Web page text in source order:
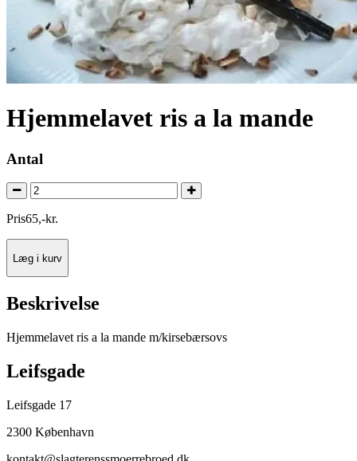
Hjemmelavet ris a la mande
Antal
Pris65,-kr.
Læg i kurv
Beskrivelse
Hjemmelavet ris a la mande m/kirsebærsovs
Leifsgade
Leifsgade 17
2300 København